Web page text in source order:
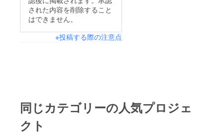
された内容を削除すること
はできません。
※投稿する際の注意点
同じカテゴリーの人気プロジェ
クト